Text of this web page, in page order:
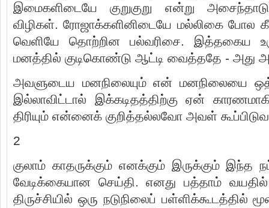
இமைகளிடையே குறுகுறு என்று
விழிகள். ரோஜாக்களினிடையே மல்லிகை போல
வெளியே தொற்றின பல்வரிசை. இத்தகைய
மனத்தில் குடிகொண்டு ஆட்டி வைத்ததே - அது
அவளுடைய மனநிலையும் என் மனநிலையை
இல்லாவிட்டால் இக்கடிதத்திற்கு ஏன்
திரியும் என்னைக் குறித்தல்லவோ அவள்
2
குலாம் காதருக்கும் எனக்கும் இருக்கும் இந்த
வேடிக்கையான செய்தி. எனது பத்தாம்
திருச்சியில் ஒரு நடுநிலைப் பள்ளிக்கூடத்தில்